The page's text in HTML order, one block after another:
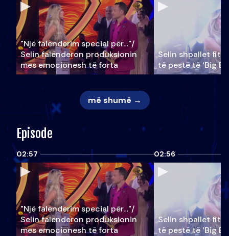
"Një falenderim special për…"/
Selin falënderon produksionin
mes emocionesh të forta
Selin shpallet
të pestë të ‘Big
më shumë →
Episode
02:57
"Një falenderim special për…"/
Selin falënderon produksionin
mes emocionesh të forta
02:56
Selin shpallet
të pestë të ‘Big